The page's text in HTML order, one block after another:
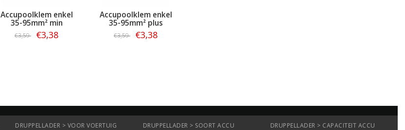
Accupoolklem enkel
35-95mm² min
€3,59 €3,38
Accupoolklem enkel
35-95mm² plus
€3,59 €3,38
DRUPPELLADER > VOOR VOERTUIG DRUPPELLADER > SOORT ACCU DRUPPELLADER > CAPACITEIT ACCU